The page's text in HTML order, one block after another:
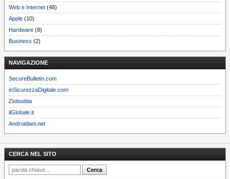
Web e Internet (48)
Apple (10)
Hardware (8)
Business (2)
NAVIGAZIONE
SecureBulletin.com
inSicurezzaDigitale.com
Ziobudda
ilGlobale.it
Androidiani.net
CERCA NEL SITO